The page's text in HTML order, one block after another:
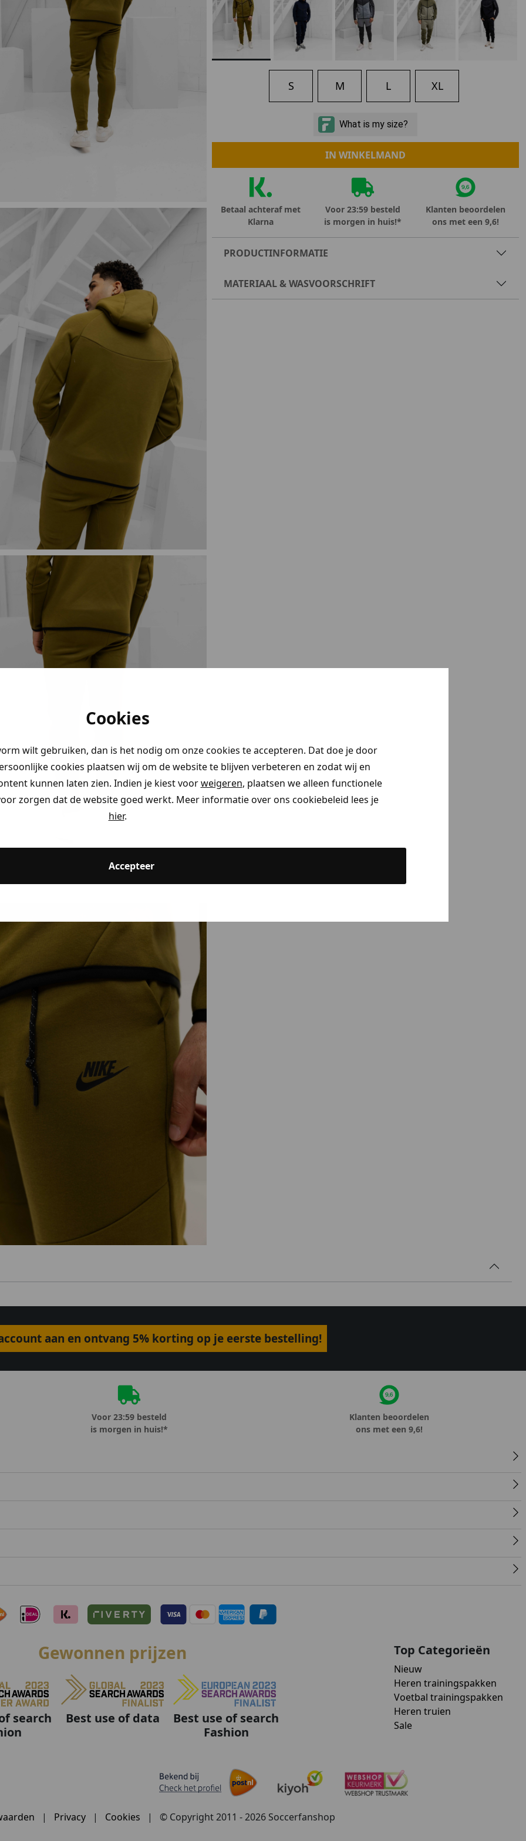
Cookies
wilt gebruiken, dan is het nodig om onze cookies te accepteren. Dat doe je door
cookies plaatsen wij om de website te blijven verbeteren en zodat wij en
kunnen laten zien. Indien je kiest voorweigeren, plaatsen we alleen functionele
zorgen dat de website goed werkt. Meer informatie over ons cookiebeleid lees je
hier.
Accepteer
Marokko
Nigeria
Portugal
MID SEASON-SALE DAMES MID SEASON-SALE KIDS
S M L XL
IN WINKELMAND
Betaal achteraf met
Klarna
Voor 23:59 besteld
is morgen in huis!*
Klanten beoordelen
ons met een 9,6!
PRODUCTINFORMATIE
MATERIAAL & WASVOORSCHRIFT
aan en ontvang 5% korting op je eerste bestelling!
Voor 23:59 besteld
is morgen in huis!*
Klanten beoordelen
ons met een 9,6!
Gewonnen prijzen
search
Best use of data
Best use of search
Fashion
Top Categorieën
Nieuw
Heren trainingspakken
Voetbal trainingspakken
Heren truien
Sale
| Privacy | Cookies | © Copyright 2011 - 2026 Soccerfanshop
naar op
direct